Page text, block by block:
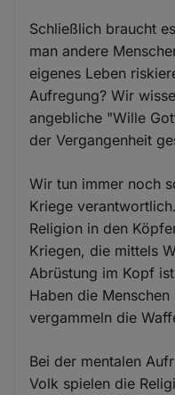
Schließlich braucht
man andere
eigenes Leben
Aufregung? Wir
angebliche "Wille
der Vergangenheit
Wir tun immer noch
Kriege
Religion in den
Kriegen, die mittels
Abrüstung im Kopf
Haben die
vergammeln die
Bei der mentalen
Volk spielen die